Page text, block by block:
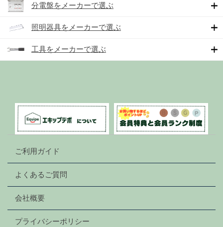
分電盤をメーカーで選ぶ
照明器具をメーカーで選ぶ
工具をメーカーで選ぶ
ご利用ガイド
よくあるご質問
会社概要
プライバシーポリシー